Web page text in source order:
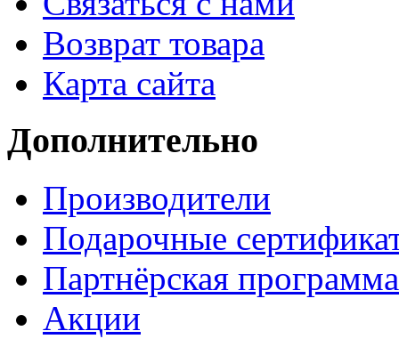
Возврат товара
Карта сайта
Дополнительно
Производители
Подарочные
Партнёрская программа
Акции